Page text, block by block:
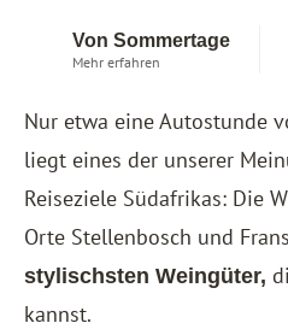
Von Sommertage
Mehr erfahren
Nur etwa eine Autostunde
liegt eines der unserer
Reiseziele Südafrikas: Die
Orte Stellenbosch und
stylischsten Weingüter,
kannst.